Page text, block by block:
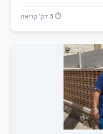
⏱ 3 דק' קריאה